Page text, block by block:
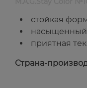
стойкая
насыщенный
приятная
Страна-